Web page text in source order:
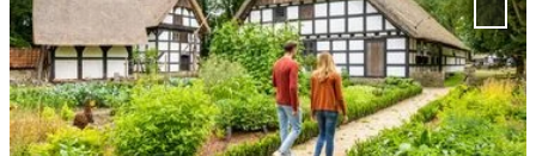
e
t
a
i
l
s
zur